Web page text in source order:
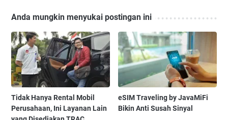
Anda mungkin menyukai postingan ini
Tidak Hanya Rental Mobil
Perusahaan, Ini Layanan Lain
eSIM Traveling by JavaMiFi
Bikin Anti Susah Sinyal